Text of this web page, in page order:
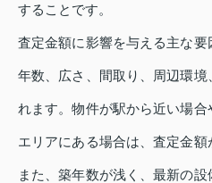
することです。
査定金額に影響を与える主な
年数、広さ、間取り、周辺環
れます。物件が駅から近い場
エリアにある場合は、査定金額
また、築年数が浅く、最新の